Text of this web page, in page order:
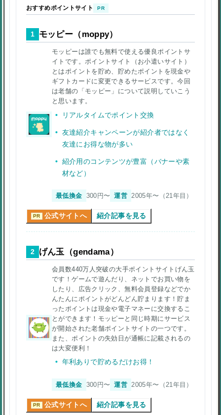
おすすめポイントサイト PR
1 モッピー（moppy）
モッピーは誰でも無料で使える優良ポイントサ
イトです。ポイントサイト（お小遣いサイト）
とはポイントを貯め、貯めたポイントを現金や
ギフトカードに変更できるサービスです。今回
は老舗の「モッピー」について説明していこう
と思います。
リアルタイムでポイント交換
友達紹介キャンペーンが紹介者ではなく
友達にお得な物が多い
紹介用のコンテンツが豊富（バナーや素
材など）
最低換金 300円〜 運営 2005年〜（21年目）
PR 公式サイトへ 紹介記事を見る
2 げん玉（gendama）
会員数440万人突破の大手ポイントサイトげん玉
です！ゲームで遊んだり、ネットでお買い物を
したり、広告クリック、無料会員登録などでか
んたんにポイントがどんどん貯まります！貯ま
ったポイントは現金や電子マネーに交換するこ
とができます！モッピーと同じ時期にサービス
が開始された老舗ポイントサイトの一つです。
また、ポイントの失効日が通帳に記載されるの
は大変便利！
年利ありで貯めるだけお得！
最低換金 300円〜 運営 2005年〜（21年目）
PR 公式サイトへ 紹介記事を見る